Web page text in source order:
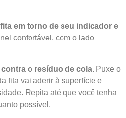
em torno de seu indicador e
confortável, com o lado
o resíduo de cola. Puxe o
fita vai aderir à superfície e
Repita até que você tenha
possível.